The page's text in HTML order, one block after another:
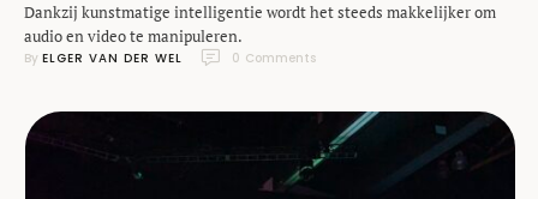
Dankzij kunstmatige intelligentie wordt het steeds makkelijker om
audio en video te manipuleren.
By ELGER VAN DER WEL 0 Comments